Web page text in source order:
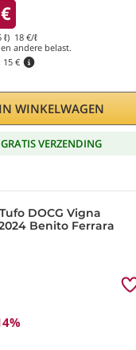
€
18 €/ℓ
andere belast.
15 €
IN WINKELWAGEN
GRATIS VERZENDING
DOCG Vigna
Benito Ferrara